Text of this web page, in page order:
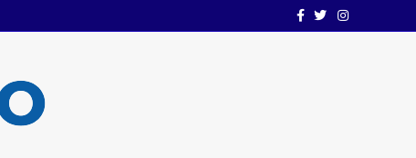
Facebook
TwitterInstagram